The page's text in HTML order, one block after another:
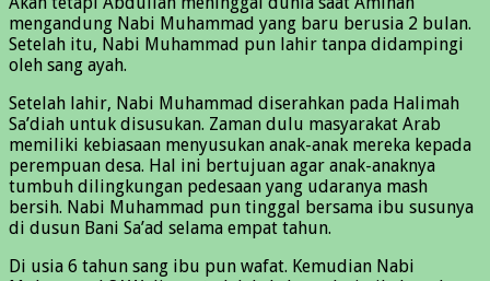
mengandung Nabi Muhammad yang baru berusia 2 bulan.
Setelah itu, Nabi Muhammad pun lahir tanpa didampingi
oleh sang ayah.
Setelah lahir, Nabi Muhammad diserahkan pada Halimah
Sa’diah untuk disusukan. Zaman dulu masyarakat Arab
memiliki kebiasaan menyusukan anak-anak mereka kepada
perempuan desa. Hal ini bertujuan agar anak-anaknya
tumbuh dilingkungan pedesaan yang udaranya mash
bersih. Nabi Muhammad pun tinggal bersama ibu susunya
di dusun Bani Sa’ad selama empat tahun.
Di usia 6 tahun sang ibu pun wafat. Kemudian Nabi